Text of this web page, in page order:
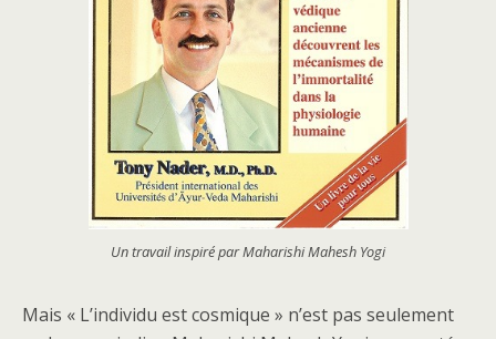
Un travail inspiré par Maharishi Mahesh Yogi
Mais « L’individu est cosmique » n’est pas seulement